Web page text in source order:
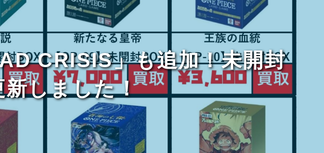
CRISIS」も追加！未開封
しました！